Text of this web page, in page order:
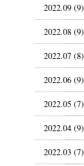
2022.09 (9)
2022.08 (9)
2022.07 (8)
2022.06 (9)
2022.05 (7)
2022.04 (9)
2022.03 (7)